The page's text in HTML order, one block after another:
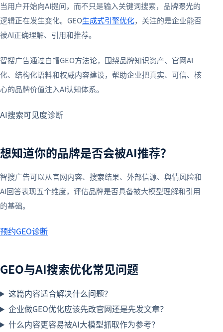
当用户开始向AI提问，而不只是输入关键词搜索，品牌曝光的
逻辑正在发生变化。GEO生成式引擎优化，关注的是企业能否
被AI正确理解、引用和推荐。
智搜广告通过白帽GEO方法论，围绕品牌知识资产、官网AI
化、结构化语料和权威内容建设，帮助企业把真实、可信、核
心的品牌价值注入AI认知体系。
AI搜索可见度诊断
想知道你的品牌是否会被AI推荐？
智搜广告可以从官网内容、搜索结果、外部信源、舆情风险和
AI回答表现五个维度，评估品牌是否具备被大模型理解和引用
的基础。
预约GEO诊断
GEO与AI搜索优化常见问题
这篇内容适合解决什么问题？
企业做GEO优化应该先改官网还是先发文章？
什么内容更容易被AI大模型抓取作为参考？